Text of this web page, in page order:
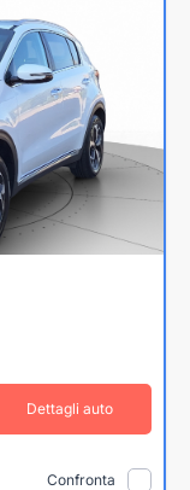
Dettagli auto
Confronta